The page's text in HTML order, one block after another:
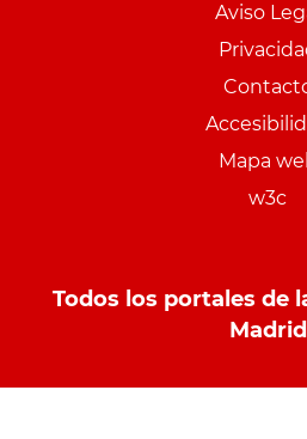
Aviso
Mapa
w3c
Todos los portales de
Madrid